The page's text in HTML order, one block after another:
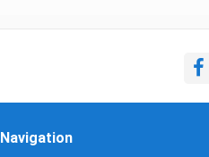
Navigation